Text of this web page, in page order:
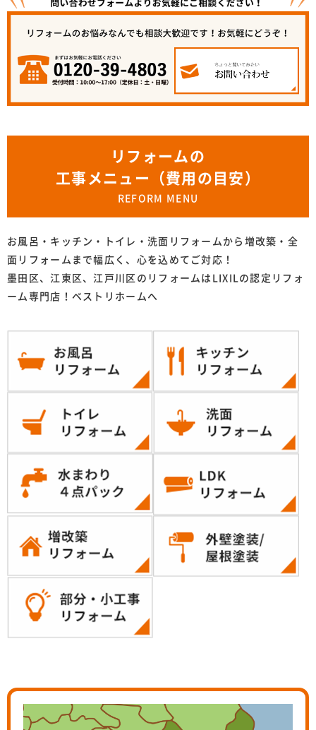
リフォームの
工事メニュー（費用の目安）
REFORM MENU
お風呂・キッチン・トイレ・洗面リフォームから増改築・全
面リフォームまで幅広く、心を込めてご対応！
墨田区、江東区、江戸川区のリフォームはLIXILの認定リフォ
ーム専門店！ベストリホームへ